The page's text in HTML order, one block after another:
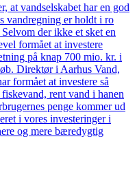
at vandselskabet har en god
vandregning er holdt i ro
der ikke et sket en
formået at investere
på knap 700 mio. kr. i
Direktør i Aarhus Vand,
formået at investere så
rent vand i hanen
penge kommer ud
i vores investeringer i
og mere bæredygtig